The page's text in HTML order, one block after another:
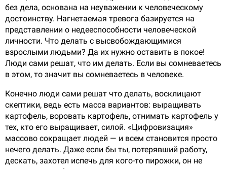
без дела, основана на неуважении к человеческому
достоинству. Нагнетаемая тревога базируется на
представлении о недееспособности человеческой
личности. Что делать с высвобождающимися
взрослыми людьми? Да их нужно оставить в покое!
Люди сами решат, что им делать. Если вы сомневаетесь
в этом, то значит вы сомневаетесь в человеке.
Конечно люди сами решат что делать, восклицают
скептики, ведь есть масса вариантов: выращивать
картофель, воровать картофель, отнимать картофель у
тех, кто его выращивает, силой. «Цифровизация»
массово сокращает людей — и всем становится просто
нечего делать. Даже если бы ты, потерявший работу,
дескать, захотел испечь для кого-то пирожки, он не